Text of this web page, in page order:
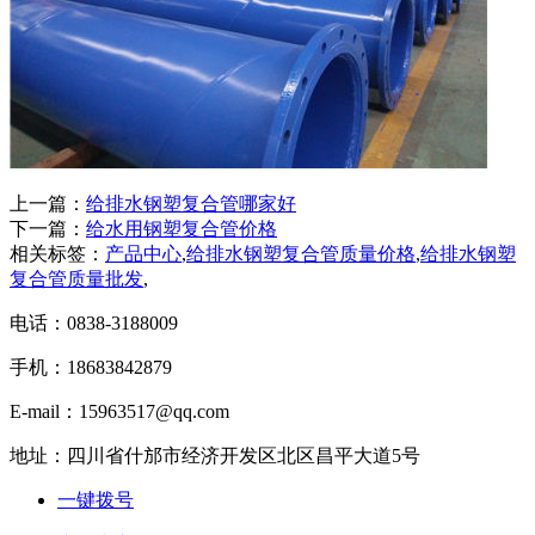
上一篇： 给排水钢塑复合管哪家好
下一篇： 给水用钢塑复合管价格
相关标签： 产品中心,给排水钢塑复合管质量价格,给排水钢塑
复合管质量批发,
电话：0838-3188009
手机：18683842879
E-mail：15963517@qq.com
地址：四川省什邡市经济开发区北区昌平大道5号
一键拨号